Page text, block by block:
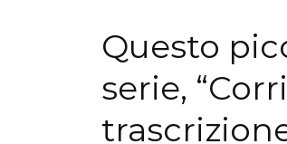
Questo
serie,